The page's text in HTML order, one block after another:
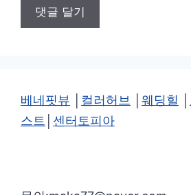
베네핏뷰 컬러허브 웨딩힐
스트
센터토피아